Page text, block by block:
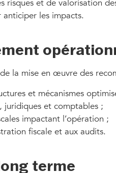
risques et de valorisation
les impacts.
la mise en œuvre des
et mécanismes
juridiques et comptables ;
impactant l’opération ;
fiscale et aux audits.
terme